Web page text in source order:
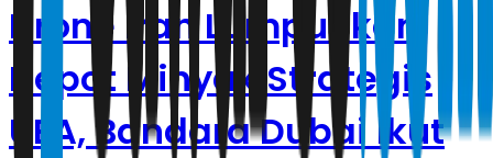
Drone Iran Lumpuhkan
Depot Minyak Strategis
UEA, Bandara Dubai Ikut